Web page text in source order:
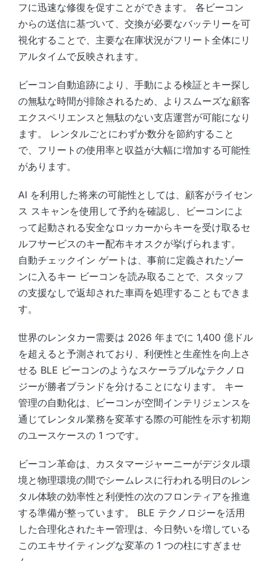
フに迅速な修復を促すことができます。 各ビーコン
からの送信に基づいて、交換が必要なバッテリーを可
視化することで、主要な在庫状況がフリート全体にリ
アルタイムで反映されます。
ビーコン自動追跡により、手動による検証とキー探し
の無駄な時間が排除されるため、よりスムーズな顧客
エクスペリエンスと無駄のない支店運営が可能になり
ます。 レンタルごとにわずか数分を節約すること
で、フリートの使用率と収益が大幅に増加する可能性
があります。
AI を利用した将来の可能性としては、顧客がライセン
ス スキャンを使用して予約を確認し、ビーコンによ
って起動される安全なロッカーからキーを受け取るセ
ルフサービスのキー配布キオスクが挙げられます。
自動チェックイン ゲートは、事前に定義されたゾー
ンに入るキー ビーコンを読み取ることで、スタッフ
の支援なしで返却された車両を処理することもできま
す。
世界のレンタカー需要は 2026 年までに 1,400 億ドル
を超えると予測されており、利便性と生産性を向上さ
せる BLE ビーコンのようなスケーラブルなテクノロ
ジーが勝者ブランドを分けることになります。 キー
管理の自動化は、ビーコンが空間インテリジェンスを
通じてレンタル業務を変革する際の可能性を示す初期
のユースケースの 1 つです。
ビーコン革命は、カスタマージャーニーがデジタル環
境と物理環境の間でシームレスに行われる明日のレン
タル体験の効率性と利便性の次のフロンティアを推進
する準備が整っています。 BLE テクノロジーを活用
した合理化されたキー管理は、今日勢いを増している
このエキサイティングな変革の 1 つの柱にすぎませ